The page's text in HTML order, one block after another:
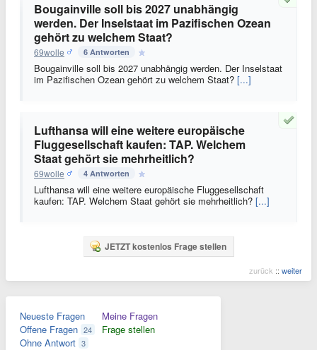
Bougainville soll bis 2027 unabhängig
werden. Der Inselstaat im Pazifischen Ozean
gehört zu welchem Staat?
69wolle 6 Antworten
Bougainville soll bis 2027 unabhängig werden. Der Inselstaat
im Pazifischen Ozean gehört zu welchem Staat? [...]
Lufthansa will eine weitere europäische
Fluggesellschaft kaufen: TAP. Welchem
Staat gehört sie mehrheitlich?
69wolle 4 Antworten
Lufthansa will eine weitere europäische Fluggesellschaft
kaufen: TAP. Welchem Staat gehört sie mehrheitlich? [...]
JETZT kostenlos Frage stellen
zurück :: weiter
Neueste Fragen
Offene Fragen 24
Ohne Antwort 3
Meine Fragen
Frage stellen